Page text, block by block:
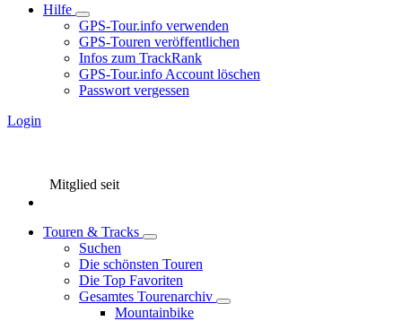
Hilfe
GPS-Tour.info verwenden
GPS-Touren veröffentlichen
Infos zum TrackRank
GPS-Tour.info Account löschen
Passwort vergessen
Login
Mitglied seit
Touren & Tracks
Suchen
Die schönsten Touren
Die Top Favoriten
Gesamtes Tourenarchiv
Mountainbike